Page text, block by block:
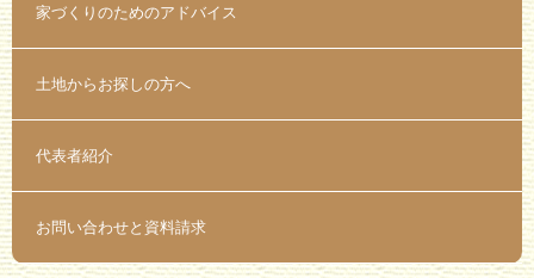
家づくりのためのアドバイス
土地からお探しの方へ
代表者紹介
お問い合わせと資料請求